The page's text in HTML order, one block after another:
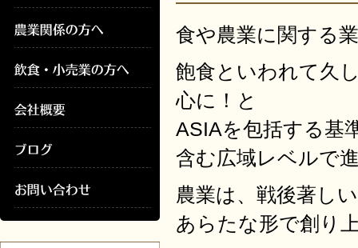
食や農業に関する
飽食といわれて久
心に！と
ASIAを包括する基
含む広域レベルで
農業は、戦後著し
あらたな形で創り